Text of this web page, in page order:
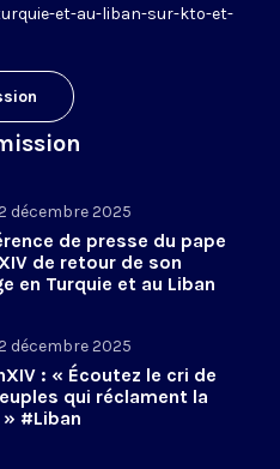
et-au-liban-sur-kto-et-
décembre 2025
de presse du pape
de retour de son
en Turquie et au Liban
décembre 2025
: « Écoutez le cri de
qui réclament la
#Liban